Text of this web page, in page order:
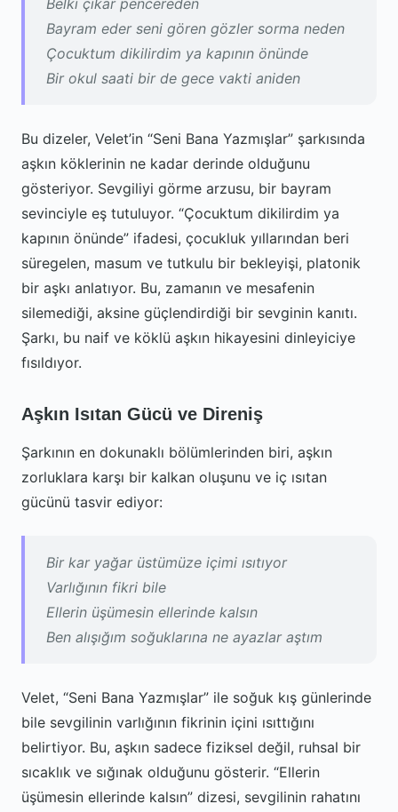
Belki çıkar pencereden
Bayram eder seni gören gözler sorma neden
Çocuktum dikilirdim ya kapının önünde
Bir okul saati bir de gece vakti aniden
Bu dizeler, Velet’in “Seni Bana Yazmışlar” şarkısında
aşkın köklerinin ne kadar derinde olduğunu
gösteriyor. Sevgiliyi görme arzusu, bir bayram
sevinciyle eş tutuluyor. “Çocuktum dikilirdim ya
kapının önünde” ifadesi, çocukluk yıllarından beri
süregelen, masum ve tutkulu bir bekleyişi, platonik
bir aşkı anlatıyor. Bu, zamanın ve mesafenin
silemediği, aksine güçlendirdiği bir sevginin kanıtı.
Şarkı, bu naif ve köklü aşkın hikayesini dinleyiciye
fısıldıyor.
Aşkın Isıtan Gücü ve Direniş
Şarkının en dokunaklı bölümlerinden biri, aşkın
zorluklara karşı bir kalkan oluşunu ve iç ısıtan
gücünü tasvir ediyor:
Bir kar yağar üstümüze içimi ısıtıyor
Varlığının fikri bile
Ellerin üşümesin ellerinde kalsın
Ben alışığım soğuklarına ne ayazlar aştım
Velet, “Seni Bana Yazmışlar” ile soğuk kış günlerinde
bile sevgilinin varlığının fikrinin içini ısıttığını
belirtiyor. Bu, aşkın sadece fiziksel değil, ruhsal bir
sıcaklık ve sığınak olduğunu gösterir. “Ellerin
üşümesin ellerinde kalsın” dizesi, sevgilinin rahatını